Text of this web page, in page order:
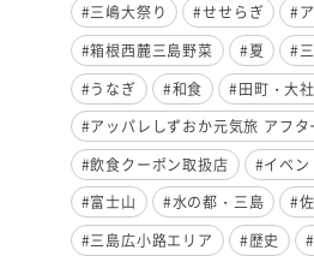
#三嶋大祭り
#せせらぎ
#
#箱根西麓三島野菜
#夏
#
#うなぎ
#和食
#田町・大
#アッパレしずおか元気旅 アフタ
#飲食クーポン取扱店
#イベン
#富士山
#水の都・三島
#
#三島広小路エリア
#歴史